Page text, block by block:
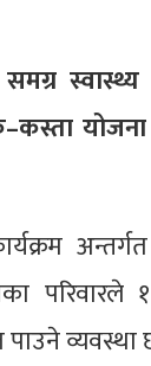
स्वास्थ्य
परिवारले
व्यवस्था